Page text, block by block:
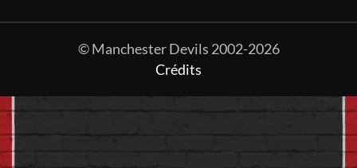
© Manchester Devils 2002-2026
Crédits